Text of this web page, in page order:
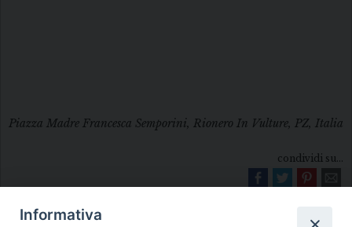
Piazza Madre Francesca Semporini, Rionero In Vulture, PZ, Italia
condividi su...
Informativa